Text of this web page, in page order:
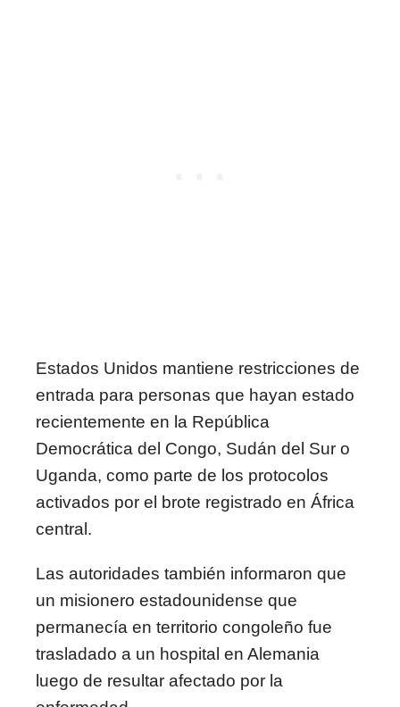
Estados Unidos mantiene restricciones de
entrada para personas que hayan estado
recientemente en la República
Democrática del Congo, Sudán del Sur o
Uganda, como parte de los protocolos
activados por el brote registrado en África
central.
Las autoridades también informaron que
un misionero estadounidense que
permanecía en territorio congoleño fue
trasladado a un hospital en Alemania
luego de resultar afectado por la